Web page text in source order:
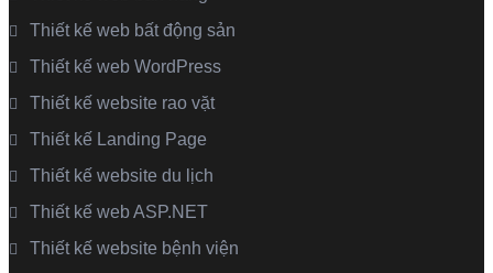
Thiết kế web bất động sản
Thiết kế web WordPress
Thiết kế website rao vặt
Thiết kế Landing Page
Thiết kế website du lịch
Thiết kế web ASP.NET
Thiết kế website bệnh viện